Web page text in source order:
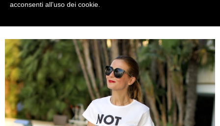
TUESDAY, JULY 23, 2019
acconsenti all’uso dei cookie.